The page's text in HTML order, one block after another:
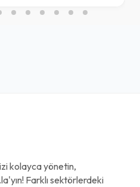
kolayca yönetin,
Farklı sektörlerdeki